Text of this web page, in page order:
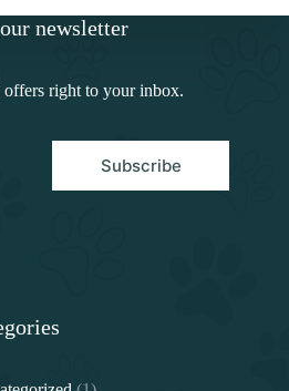
newsletter
offers right to your inbox.
Subscribe